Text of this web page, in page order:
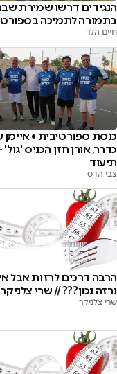
הנגידים דרשו שמירת
בתמורה לתמיכה בספורט
חיים הלר
כנסת ספורטיבית • איימן
כדרר, אורן חזן הכניס 'גול'
תיעוד
צבי הדס
הרבה דרכים לרזות אבל
נרזה נכון??? // שרי צלניקר
שרי צלניקר